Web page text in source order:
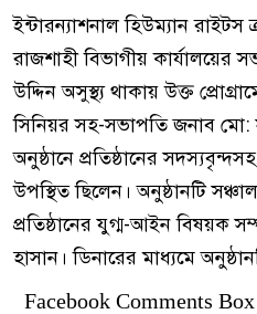
ইন্টারন্যাশনাল হিউম্যান রাইটস
রাজশাহী বিভাগীয় কার্যালয়ের
উদ্দিন অসুস্থ্য থাকায় উক্ত
সিনিয়র সহ-সভাপতি জনাব
অনুষ্ঠানে প্রতিষ্ঠানের
উপস্থিত ছিলেন। অনুষ্ঠানটি
প্রতিষ্ঠানের যুগ্ম-আইন বিষয়ক
হাসান। ডিনারের মাধ্যমে
Facebook Comments Box